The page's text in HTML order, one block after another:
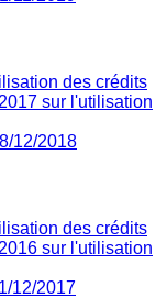
des crédits
sur l'utilisation
12/2018
des crédits
sur l'utilisation
12/2017